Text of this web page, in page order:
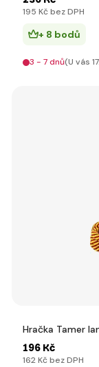
195 Kč bez DPH
+ 8 bodů
3 - 7 dnů(U vás
Hračka Tamer
196 Kč
162 Kč bez DPH